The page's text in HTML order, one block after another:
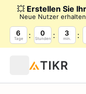
💥 Erstellen Sie
Neue Nutzer
6
Tage
0
Stunden
3
min.